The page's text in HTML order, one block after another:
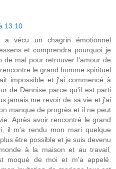
13:10
a vécu un chagrin émotionnel
et comprendra pourquoi je
de mal pour retrouver l'amour de
le grand homme spirituel
impossible et j'ai commencé à
de Dennise parce qu'il est parti
jamais me revoir de sa vie et j'ai
manque de progrès et il ne peut
Après avoir rencontré le grand
il m'a rendu mon mari quelque
être possible et je suis devenu
à la maison et au travail,
moqué de moi et m'a appelé.